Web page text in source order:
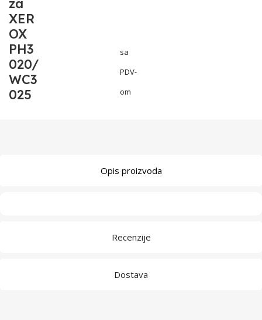
za
XER
OX
PH3
020/
WC3
025
sa
PDV-
om
Opis proizvoda
Recenzije
Dostava